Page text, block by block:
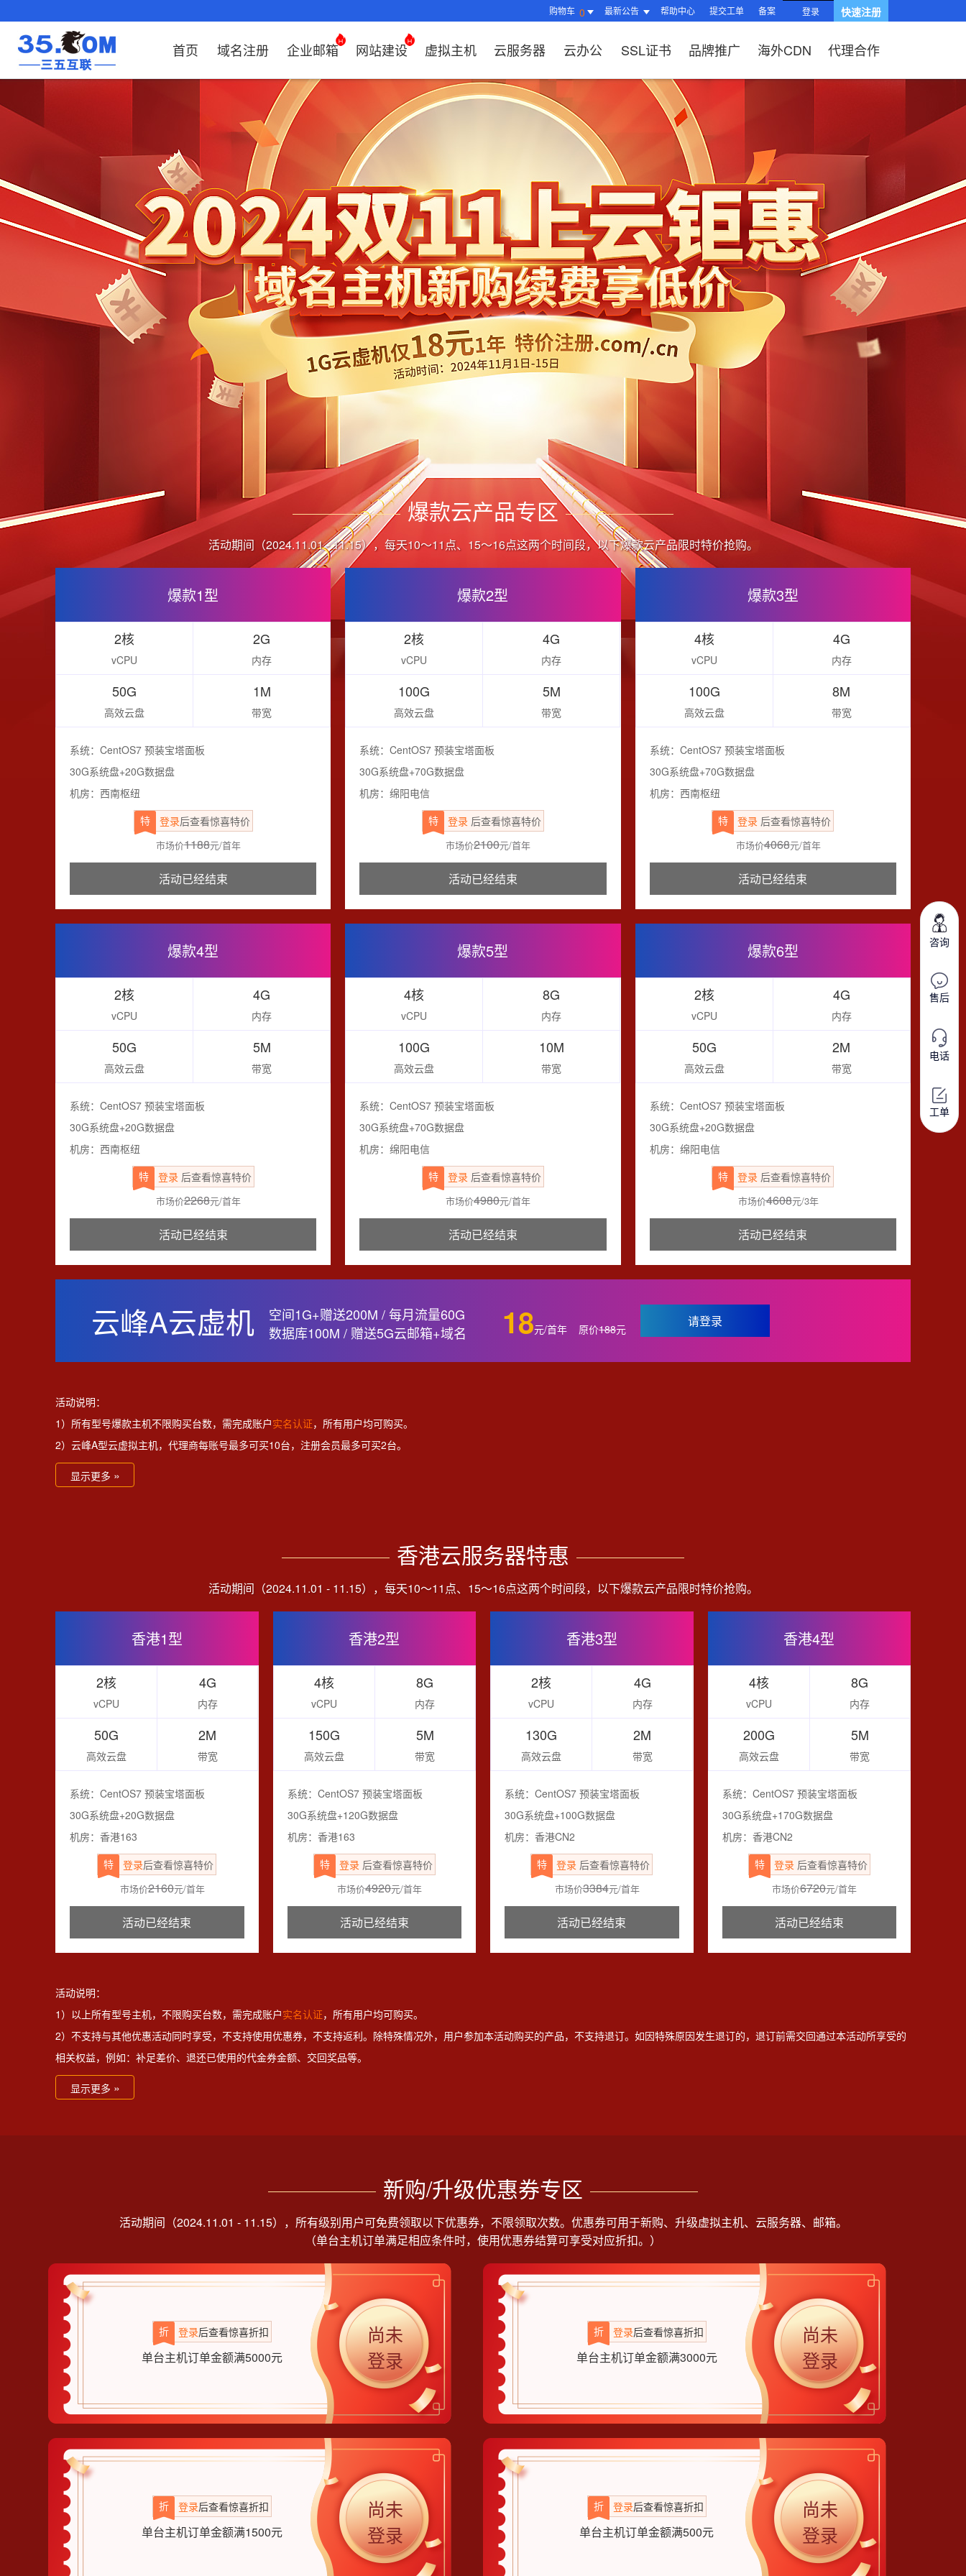
购物车0 最新公告 帮助中心 提交工单 备案 登录 快速注册
首页 域名注册
域名价格总览
Whois查询
DNS管理器
备案中心
域名转入
SSL证书
域名注册新手指南
如何购买域名（操作流程）？
域名到期了如何续费？
域名注册常见问题
如何转入/转出/过户域名？
企业邮箱
EDM邮件营销
企业云办公解决方案
企业沟通解决方案
企业数字化解决方案
企业邮箱常见问题
企业邮箱首次登录
企业邮箱续费流程
网站建设
微信小程序
谷易搜
SSL证书
海外加速
Google优化&推广
如何管理刺猬响站？
站点访问常见问题
如何设置页面布局与组件渲染
网站SEO、收录相关问题
网站安全及侵权相关问题
虚拟主机
全能型
外贸型
老型号
数据库产品
解决方案
企业上网解决方案
企业数字化解决方案
虚拟主机常见问题
AI扫描/修复
常见问题
购买虚拟主机常见问题咨询
如何选择合适的虚拟主机?
选择多大的空间和流量合适?
云服务器
标准版
企业上网解决方案
云服务器常见问题
IPV6转换服务
如何购买云服务器
服务器网站搭建步骤
云办公
企业上网解决方案
企业云办公解决方案
企业数字化解决方案
什么是OA？
如何创建OKR？
怎么创建云名片？
SSL证书
国密证书申请
ssITrus
DigiCert
GeoTrust
TrustAsia
证书选购
我的证书
证书托管
解决方案
网络安全解决方案
HTTP和HTTPS有什么
区别？
什么是SSL证书？
什么是DV、OV、EV证
书？
如何选择SSL证书品
牌？
品牌推广
百度搜索
Google优化&推广
出海社媒运营
解决方案
外贸数字营销解决
谷易搜产品功能与优势
独立站建站流程
谷易搜后台操作指南
关键词相关问题
费用相关问题
海外CDN
企业上网解决方案
外贸数字营销解决方案
什么是CDN？为什么要用CDN？
如何查询流量使用情况？
CDN流量包如何续费？
代理合作
爆款云产品专区
活动期间（2024.11.01 - 11.15），每天10～11点、15～16点这两个时间段，以下爆款云产品限时特价抢购。
爆款1型
2核
vCPU
2G
内存
50G
高效云盘
1M
带宽
系统：CentOS7 预装宝塔面板
30G系统盘+20G数据盘
机房：西南枢纽
特
登录后查看惊喜特价
市场价1188元/首年
活动已经结束
爆款2型
2核
vCPU
4G
内存
100G
高效云盘
5M
带宽
系统：CentOS7 预装宝塔面板
30G系统盘+70G数据盘
机房：绵阳电信
特
登录 后查看惊喜特价
市场价2100元/首年
活动已经结束
爆款3型
4核
vCPU
4G
内存
100G
高效云盘
8M
带宽
系统：CentOS7 预装宝塔面板
30G系统盘+70G数据盘
机房：西南枢纽
特
登录 后查看惊喜特价
市场价4068元/首年
活动已经结束
爆款4型
2核
vCPU
4G
内存
50G
高效云盘
5M
带宽
系统：CentOS7 预装宝塔面板
30G系统盘+20G数据盘
机房：西南枢纽
特
登录 后查看惊喜特价
市场价2268元/首年
活动已经结束
爆款5型
4核
vCPU
8G
内存
100G
高效云盘
10M
带宽
系统：CentOS7 预装宝塔面板
30G系统盘+70G数据盘
机房：绵阳电信
特
登录 后查看惊喜特价
市场价4980元/首年
活动已经结束
爆款6型
2核
vCPU
4G
内存
50G
高效云盘
2M
带宽
系统：CentOS7 预装宝塔面板
30G系统盘+20G数据盘
机房：绵阳电信
特
登录 后查看惊喜特价
市场价4608元/3年
活动已经结束
云峰A云虚机
空间1G+赠送200M / 每月流量60G
数据库100M / 赠送5G云邮箱+域名
18元/首年 原价188元 请登录
活动说明：
1）所有型号爆款主机不限购买台数，需完成账户实名认证，所有用户均可购买。
2）云峰A型云虚拟主机，代理商每账号最多可买10台，注册会员最多可买2台。
显示更多 »
香港云服务器特惠
活动期间（2024.11.01 - 11.15），每天10～11点、15～16点这两个时间段，以下爆款云产品限时特价抢购。
香港1型
2核
vCPU
4G
内存
50G
高效云盘
2M
带宽
系统：CentOS7 预装宝塔面板
30G系统盘+20G数据盘
机房：香港163
特
登录后查看惊喜特价
市场价2160元/首年
活动已经结束
香港2型
4核
vCPU
8G
内存
150G
高效云盘
5M
带宽
系统：CentOS7 预装宝塔面板
30G系统盘+120G数据盘
机房：香港163
特
登录 后查看惊喜特价
市场价4920元/首年
活动已经结束
香港3型
2核
vCPU
4G
内存
130G
高效云盘
2M
带宽
系统：CentOS7 预装宝塔面板
30G系统盘+100G数据盘
机房：香港CN2
特
登录 后查看惊喜特价
市场价3384元/首年
活动已经结束
香港4型
4核
vCPU
8G
内存
200G
高效云盘
5M
带宽
系统：CentOS7 预装宝塔面板
30G系统盘+170G数据盘
机房：香港CN2
特
登录 后查看惊喜特价
市场价6720元/首年
活动已经结束
活动说明：
1）以上所有型号主机，不限购买台数，需完成账户实名认证，所有用户均可购买。
2）不支持与其他优惠活动同时享受，不支持使用优惠券，不支持返利。除特殊情况外，用户参加本活动购买的产品，不支持退订。如因特殊原因发生退订的，退订前需交回通过本活动所享受的
相关权益，例如：补足差价、退还已使用的代金券金额、交回奖品等。
显示更多 »
新购/升级优惠券专区
活动期间（2024.11.01 - 11.15），所有级别用户可免费领取以下优惠券，不限领取次数。优惠券可用于新购、升级虚拟主机、云服务器、邮箱。
（单台主机订单满足相应条件时，使用优惠券结算可享受对应折扣。）
折 登录后查看惊喜折扣
单台主机订单金额满5000元
尚未
登录
折 登录后查看惊喜折扣
单台主机订单金额满3000元
尚未
登录
折 登录后查看惊喜折扣
单台主机订单金额满1500元
尚未
登录
折 登录后查看惊喜折扣
单台主机订单金额满500元
尚未
登录
咨询
售后
电话
工单